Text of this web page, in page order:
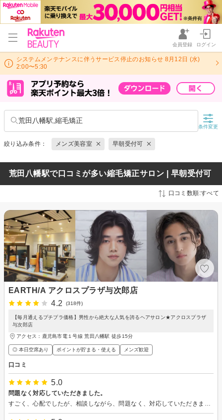
会員登録 ログイン
システムメンテナンスに伴うサービス停止のお知らせ 8月12日 (水)
2:00〜5:30
荒田八幡駅,縮毛矯正
条件変更
絞り込み条件： メンズ美容室 早朝受付可
荒田八幡駅で口コミが多い縮毛矯正サロン | 早朝受付可
口コミ数順:すべて
EARTH/A アクロスプラザ与次郎店
4.2
(318件)
【毎月通えるプチプラ価格】男性から絶大な人気を誇るヘアサロン★アクロスプラザ
与次郎店
アクセス：鹿児島市電１号線 荒田八幡駅 徒歩15分
◎ 本日空席あり ポイントが貯まる・使える メンズ歓迎
口コミ
5.0
問題なく対応していただきました。